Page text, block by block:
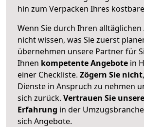
hin zum Verpacken Ihres
Wenn Sie durch Ihren
nicht wissen, was Sie zuerst
übernehmen unsere Partner für
Ihnen kompetente Angebote in
einer Checkliste. Zögern Sie nicht
Dienste in Anspruch zu nehmen
sich zurück. Vertrauen Sie
Erfahrung in der
sich Angebote.